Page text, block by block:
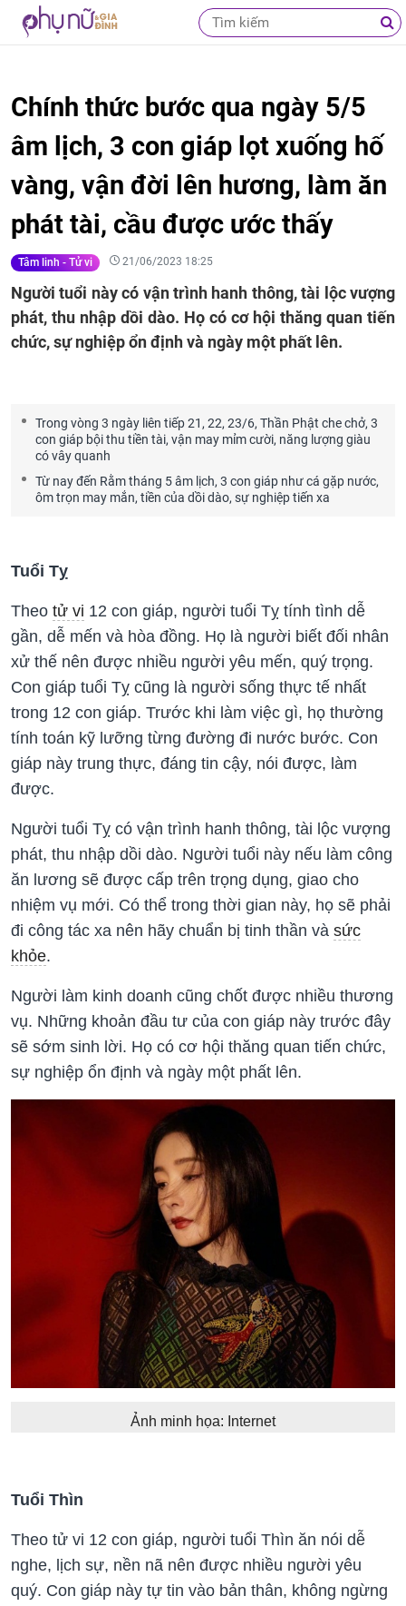
Chính thức bước qua ngày 5/5
âm lịch, 3 con giáp lọt xuống hố
vàng, vận đời lên hương, làm ăn
phát tài, cầu được ước thấy
Tâm linh - Tử vi 21/06/2023 18:25
Người tuổi này có vận trình hanh thông, tài lộc vượng
phát, thu nhập dồi dào. Họ có cơ hội thăng quan tiến
chức, sự nghiệp ổn định và ngày một phất lên.
Trong vòng 3 ngày liên tiếp 21, 22, 23/6, Thần Phật che chở, 3
con giáp bội thu tiền tài, vận may mỉm cười, năng lượng giàu
có vây quanh
Từ nay đến Rằm tháng 5 âm lịch, 3 con giáp như cá gặp nước,
ôm trọn may mắn, tiền của dồi dào, sự nghiệp tiến xa
Tuổi Tỵ
Theo tử vi 12 con giáp, người tuổi Tỵ tính tình dễ
gần, dễ mến và hòa đồng. Họ là người biết đối nhân
xử thế nên được nhiều người yêu mến, quý trọng.
Con giáp tuổi Tỵ cũng là người sống thực tế nhất
trong 12 con giáp. Trước khi làm việc gì, họ thường
tính toán kỹ lưỡng từng đường đi nước bước. Con
giáp này trung thực, đáng tin cậy, nói được, làm
được.
Người tuổi Tỵ có vận trình hanh thông, tài lộc vượng
phát, thu nhập dồi dào. Người tuổi này nếu làm công
ăn lương sẽ được cấp trên trọng dụng, giao cho
nhiệm vụ mới. Có thể trong thời gian này, họ sẽ phải
đi công tác xa nên hãy chuẩn bị tinh thần và sức
khỏe.
Người làm kinh doanh cũng chốt được nhiều thương
vụ. Những khoản đầu tư của con giáp này trước đây
sẽ sớm sinh lời. Họ có cơ hội thăng quan tiến chức,
sự nghiệp ổn định và ngày một phất lên.
Ảnh minh họa: Internet
Tuổi Thìn
Theo tử vi 12 con giáp, người tuổi Thìn ăn nói dễ
nghe, lịch sự, nền nã nên được nhiều người yêu
quý. Con giáp này tự tin vào bản thân, không ngừng